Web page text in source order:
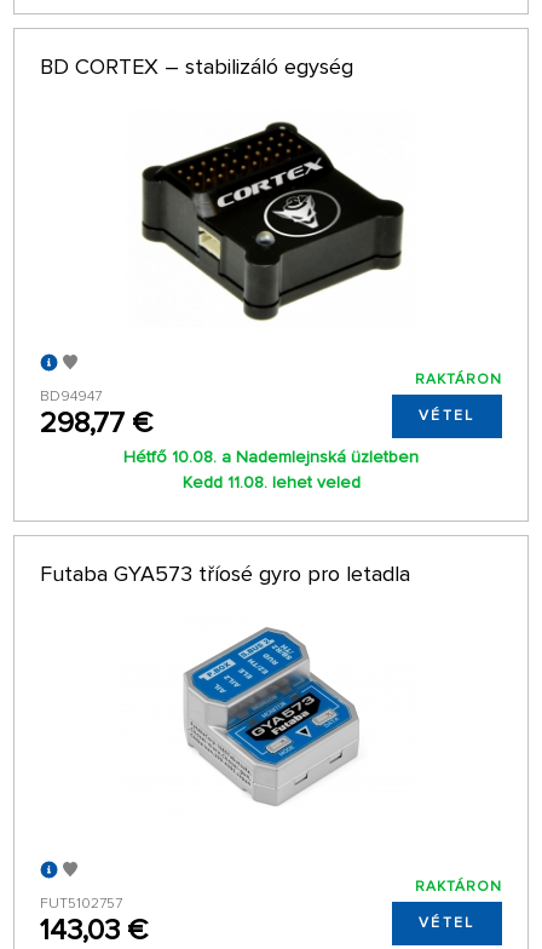
BD CORTEX – stabilizáló egység
BD94947
298,77 €
RAKTÁRON
VÉTEL
Hétfő 10.08. a Nademlejnská üzletben
Kedd 11.08. lehet veled
Futaba GYA573 tříosé gyro pro letadla
FUT5102757
143,03 €
RAKTÁRON
VÉTEL